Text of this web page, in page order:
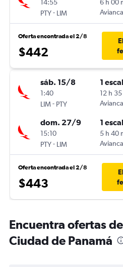
14:55
PTY- LIM
6 h 00
Avianca
Oferta encontrada el 2/8
$442
sáb. 15/8
1:40
LIM- PTY
1
12 h
Avianca
dom. 27/9
15:10
PTY- LIM
1
5 h 40
Avianca
Oferta encontrada el 2/8
$443
Encuentra ofertas
Ciudad de Panamá